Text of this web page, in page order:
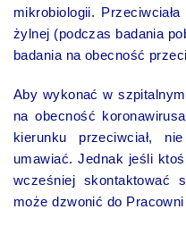
mikrobiologii.
żylnej (podczas badania
badania na obecność
Aby wykonać w
na obecność
kierunku przeciwciał,
umawiać. Jednak jeśli
wcześniej skontaktować
może dzwonić do